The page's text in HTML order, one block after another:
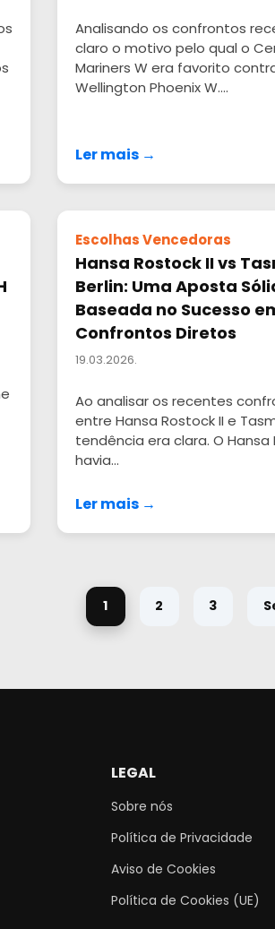
Analisando os confrontos
claro o motivo pelo qual o
Mariners W era favorito
Wellington Phoenix W....
Ler mais →
Escolhas Vencedoras
Hansa Rostock II vs
Berlin: Uma Aposta
Baseada no Sucesso
Confrontos Diretos
19.03.2026.
Ao analisar os recentes
entre Hansa Rostock II e
tendência era clara. O Hansa
havia...
Ler mais →
1 2 3
LEGAL
Sobre nós
Política de Privacidade
Aviso de Cookies
Política de Cookies (UE)